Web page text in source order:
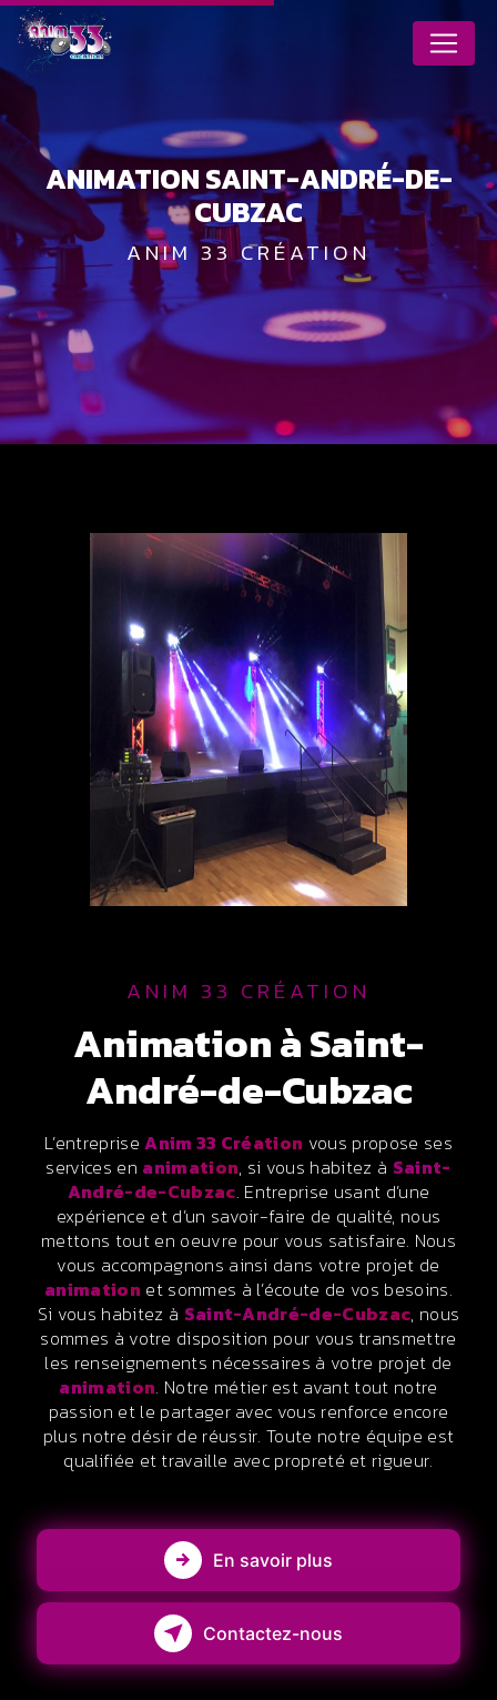
ANIMATION SAINT-ANDRÉ-DE-
CUBZAC
ANIM 33 CRÉATION
ANIM 33 CRÉATION
animation à Saint-
André-de-Cubzac
L’entrepriseAnim 33 Création vous propose ses
services en animation, si vous habitez à Saint-
André-de-Cubzac. Entreprise usant d’une
expérience et d’un savoir-faire de qualité, nous
mettons tout en oeuvre pour vous satisfaire. Nous
vous accompagnons ainsi dans votre projet de
animation et sommes à l’écoute de vos besoins.
Si vous habitez à Saint-André-de-Cubzac, nous
sommes à votre disposition pour vous transmettre
les renseignements nécessaires à votre projet de
animation. Notre métier est avant tout notre
passion et le partager avec vous renforce encore
plus notre désir de réussir. Toute notre équipe est
qualifiée et travaille avec propreté et rigueur.
En savoir plus
Contactez-nous
Panneau de gestion des cookies